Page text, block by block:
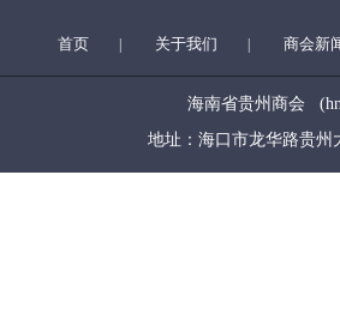
首页 关于我们 商会新
海南省贵州商会
地址：海口市龙华路贵州